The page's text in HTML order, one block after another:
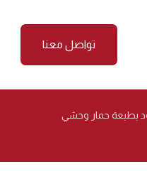
تواصل معنا
بطبعة حمار وحشي